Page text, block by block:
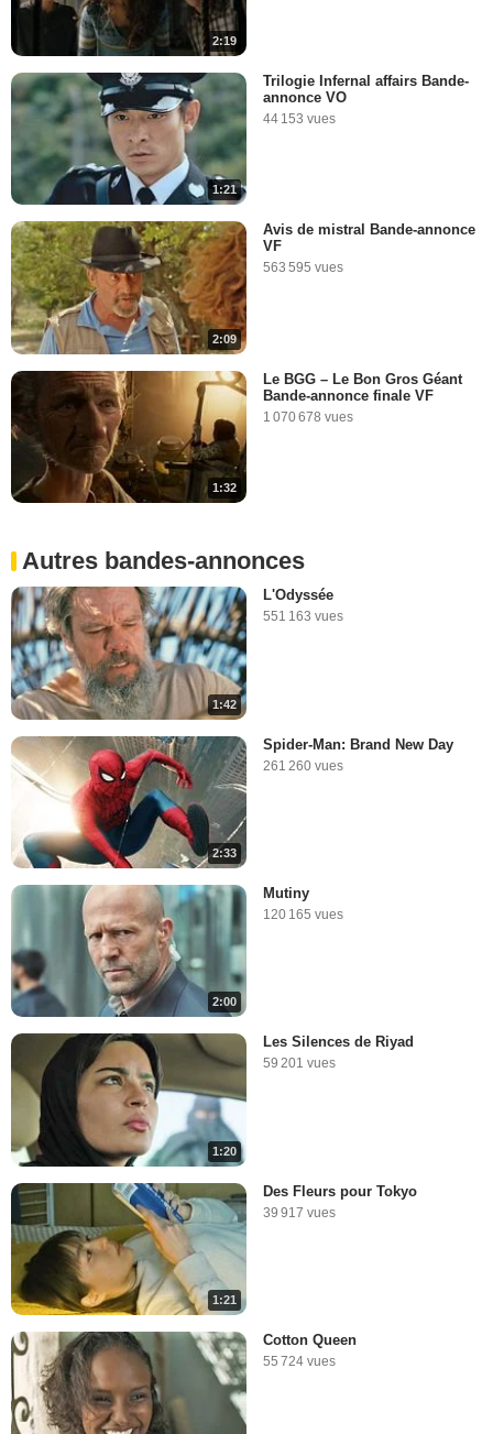
2:19
1:21
Trilogie Infernal affairs Bande-
annonce VO
44 153 vues
2:09
Avis de mistral Bande-annonce
VF
563 595 vues
1:32
Le BGG – Le Bon Gros Géant
Bande-annonce finale VF
1 070 678 vues
Autres bandes-annonces
1:42
L'Odyssée
551 163 vues
2:33
Spider-Man: Brand New Day
261 260 vues
2:00
Mutiny
120 165 vues
1:20
Les Silences de Riyad
59 201 vues
1:21
Des Fleurs pour Tokyo
39 917 vues
Cotton Queen
55 724 vues